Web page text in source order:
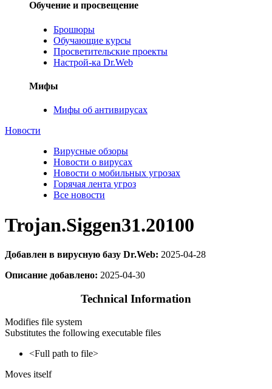
Обучение и просвещение
Брошюры
Обучающие курсы
Просветительские проекты
Настрой-ка Dr.Web
Мифы
Мифы об антивирусах
Новости
Вирусные обзоры
Новости о вирусах
Новости о мобильных угрозах
Горячая лента угроз
Все новости
Trojan.Siggen31.20100
Добавлен в вирусную базу Dr.Web: 2025-04-28
Описание добавлено: 2025-04-30
Technical Information
Modifies file system
Substitutes the following executable files
<Full path to file>
Moves itself